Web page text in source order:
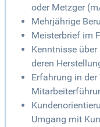
oder Metzger
Mehrjährige
Meisterbrief im
Kenntnisse
deren
Erfahrung in
Umgang mit